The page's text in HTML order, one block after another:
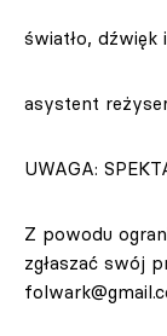
światło, dźwięk
asystent
UWAGA:
Z powodu
zgłaszać swój